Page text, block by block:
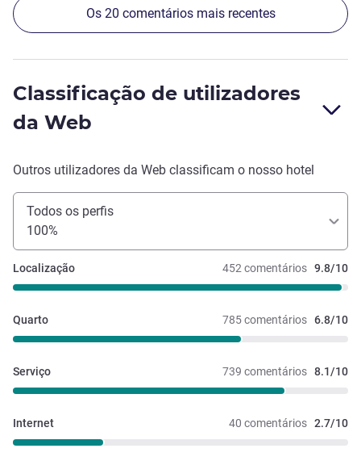
Os 20 comentários mais recentes
Classificação de utilizadores
da Web
Outros utilizadores da Web classificam o nosso hotel
Todos os perfis
100%
452 comentários 9.8/10
Localização
785 comentários 6.8/10
Quarto
739 comentários 8.1/10
Serviço
40 comentários 2.7/10
Internet